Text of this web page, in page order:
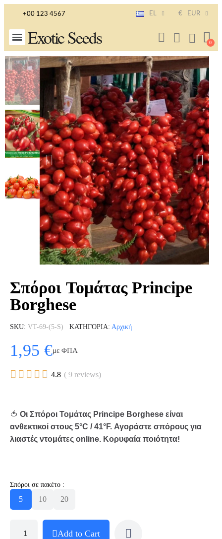
+00 123 4567 EL € EUR
Exotic Seeds
Σπόροι Τομάτας Principe
Borghese
SKU VT-69-(5-S) ΚΑΤΗΓΟΡΊΑ Αρχική
1,95 €με ΦΠΑ
     4.8 ( 9 reviews)
🍅 Οι Σπόροι Τομάτας Principe Borghese είναι
ανθεκτικοί στους 5°C / 41°F. Αγοράστε σπόρους για
λιαστές ντομάτες online. Κορυφαία ποιότητα!
Σπόροι σε πακέτο :
5 10 20
Add to Cart